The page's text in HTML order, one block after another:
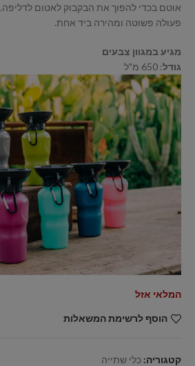
אוטם בכדי להפוך את הבקבוק לאטום לדליפה.
פעולה פשוטה ומהירה ביד אחת.
מגיע במגוון צבעים
גודל: 650 מ"ל
המלאי אזל
הוסף לרשימת המשאלות
קטגוריה: כלי שתייה